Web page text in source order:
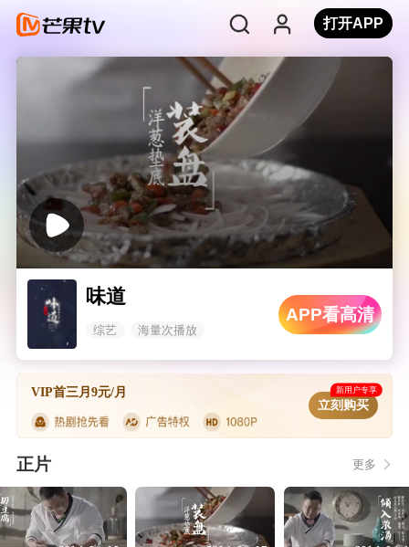
打开APP
味道
综艺 海量次播放
APP看高清
VIP首三月9元/月 新用户专享
立刻购买
正片 更多